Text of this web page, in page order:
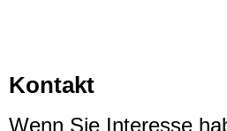
Kontakt
Wenn Sie Interesse